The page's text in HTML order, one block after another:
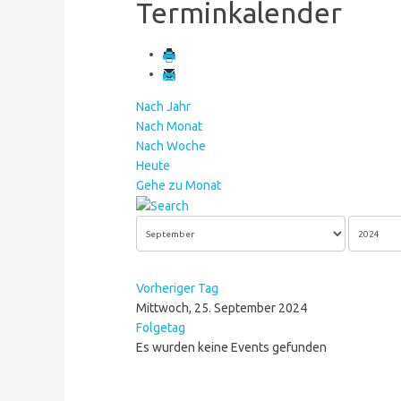
Terminkalender
Nach Jahr
Nach Monat
Nach Woche
Heute
Gehe zu Monat
Vorheriger Tag
Mittwoch, 25. September 2024
Folgetag
Es wurden keine Events gefunden